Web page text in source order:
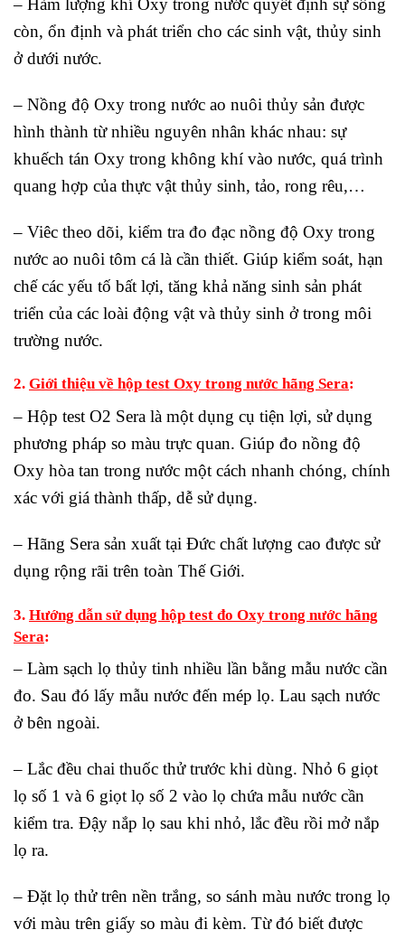
– Hàm lượng khí Oxy trong nước quyết định sự sống
còn, ổn định và phát triển cho các sinh vật, thủy sinh
ở dưới nước.
– Nồng độ Oxy trong nước ao nuôi thủy sản được
hình thành từ nhiều nguyên nhân khác nhau: sự
khuếch tán Oxy trong không khí vào nước, quá trình
quang hợp của thực vật thủy sinh, tảo, rong rêu,…
– Viêc theo dõi, kiểm tra đo đạc nồng độ Oxy trong
nước ao nuôi tôm cá là cần thiết. Giúp kiểm soát, hạn
chế các yếu tố bất lợi, tăng khả năng sinh sản phát
triển của các loài động vật và thủy sinh ở trong môi
trường nước.
2. Giới thiệu về hộp test Oxy trong nước hãng Sera:
– Hộp test O2 Sera là một dụng cụ tiện lợi, sử dụng
phương pháp so màu trực quan. Giúp đo nồng độ
Oxy hòa tan trong nước một cách nhanh chóng, chính
xác với giá thành thấp, dễ sử dụng.
– Hãng Sera sản xuất tại Đức chất lượng cao được sử
dụng rộng rãi trên toàn Thế Giới.
3. Hướng dẫn sử dụng hộp test đo Oxy trong nước hãng
Sera:
– Làm sạch lọ thủy tinh nhiều lần bằng mẫu nước cần
đo. Sau đó lấy mẫu nước đến mép lọ. Lau sạch nước
ở bên ngoài.
– Lắc đều chai thuốc thử trước khi dùng. Nhỏ 6 giọt
lọ số 1 và 6 giọt lọ số 2 vào lọ chứa mẫu nước cần
kiểm tra. Đậy nắp lọ sau khi nhỏ, lắc đều rồi mở nắp
lọ ra.
– Đặt lọ thử trên nền trắng, so sánh màu nước trong lọ
với màu trên giấy so màu đi kèm. Từ đó biết được